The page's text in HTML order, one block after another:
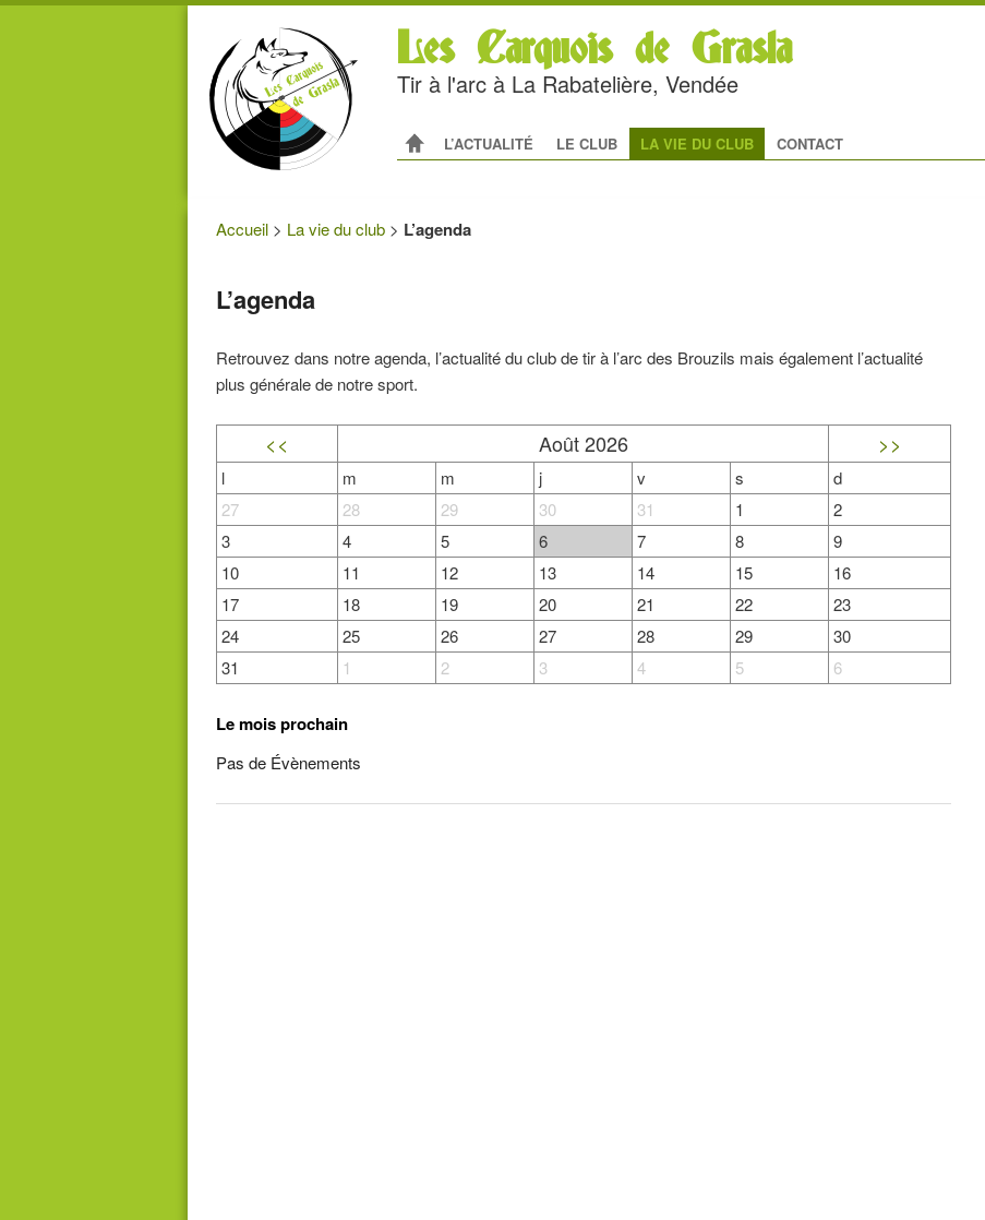
Les Carquois de Grasla
Tir à l'arc à La Rabatelière, Vendée
Menu principal
ALLER AU CONTENU PRINCIPAL
ALLER AU CONTENU SECONDAIRE
L’ACTUALITÉ LE CLUB LA VIE DU CLUB CONTACT
Accueil > La vie du club > L’agenda
L’agenda
Retrouvez dans notre agenda, l’actualité du club de tir à l’arc des Brouzils mais également l’actualité
plus générale de notre sport.
<< Août 2026 >>
l m m j v s
d
27
28 29 30 31 1
2
3
4 5 6 7 8
9
10
11 12 13 14 15
16
17
18 19 20 21 22
23
24
25 26 27 28 29
30
31
1 2 3 4 5 6
Le mois prochain
Pas de Évènements